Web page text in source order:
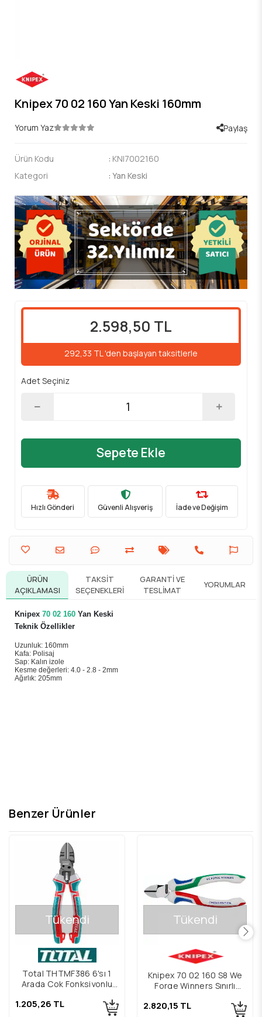
Knipex 70 02 160 Yan Keski 160mm
Yorum Yaz Paylaş
Ürün Kodu : KNI7002160
Kategori
: Yan Keski
2.598,50 TL
292,33 TL 'den başlayan taksitlerle
Adet Seçiniz
Sepete Ekle
Hızlı Gönderi Güvenli Alışveriş İade ve Değişim
ÜRÜN
AÇIKLAMASI
TAKSIT
SEÇENEKLERI
GARANTI VE
TESLIMAT
YORUMLAR
Knipex 70 02 160 Yan Keski
Teknik Özellikler
Uzunluk: 160mm
Kafa: Polisaj
Sap: Kalın izole
Kesme değerleri: 4.0 - 2.8 - 2mm
Ağırlık: 205mm
Benzer Ürünler
Tükendi
Total THTMF386 6'sı 1
Arada Çok Fonksiyonlu
1.205,26 TL
Tükendi
Knipex 70 02 160 S8 We
Forge Winners Sınırlı
2.820,15 TL